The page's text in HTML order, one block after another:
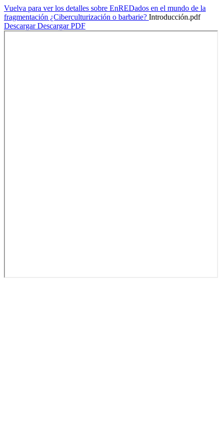
Vuelva para ver los detalles sobre EnREDados en el mundo de la
fragmentación ¿Ciberculturización o barbarie? Introducción.pdf
DescargarDescargar PDF